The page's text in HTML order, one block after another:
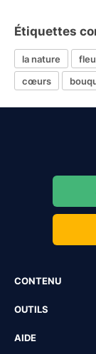
Étiquettes
la nature
cœurs
CONTENU
OUTILS
AIDE